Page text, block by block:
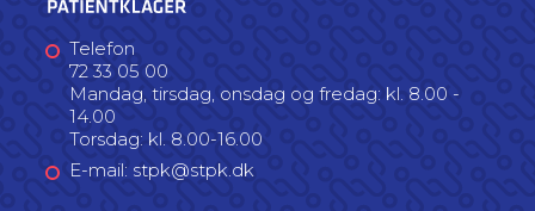
Telefon
72 33 05 00
Mandag, tirsdag, onsdag og fredag: kl. 8.00 -
14.00
Torsdag: kl. 8.00-16.00
E-mail: stpk@stpk.dk